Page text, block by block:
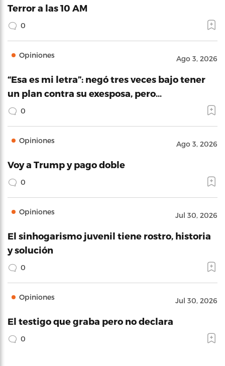
Terror a las 10 AM
0
Opiniones Ago 3, 2026
“Esa es mi letra”: negó tres veces bajo tener
un plan contra su exesposa, pero…
0
Opiniones Ago 3, 2026
Voy a Trump y pago doble
0
Opiniones Jul 30, 2026
El sinhogarismo juvenil tiene rostro, historia
y solución
0
Opiniones Jul 30, 2026
El testigo que graba pero no declara
0